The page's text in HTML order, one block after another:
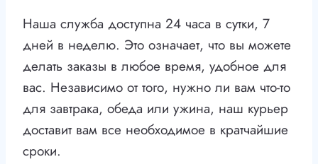
Наша служба доступна 24 часа в сутки, 7
дней в неделю. Это означает, что вы можете
делать заказы в любое время, удобное для
вас. Независимо от того, нужно ли вам что-то
для завтрака, обеда или ужина, наш курьер
доставит вам все необходимое в кратчайшие
сроки.